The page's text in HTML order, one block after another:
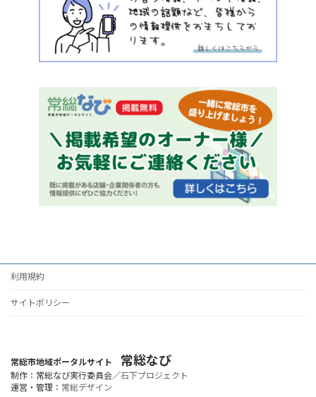
利用規約
サイトポリシー
常総市地域ポータルサイト 常総なび
制作：常総なび実行委員会／石下プロジェクト
運営・管理： 常総デザイン